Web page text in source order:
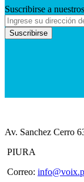
Suscribirse a
Av. Sanchez Cerro
PIURA
Correo: